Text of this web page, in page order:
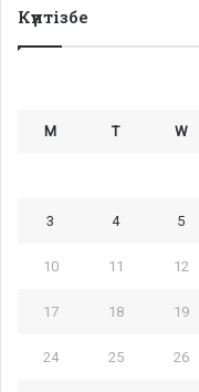
Күнтізбе
M T W
3 4 5
10 11 12
17 18 19
24 25 26